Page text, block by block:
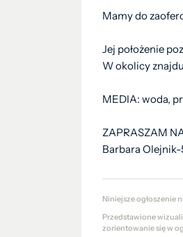
Mamy do
Jej położenie
W okolicy
MEDIA: woda,
ZAPRASZAM
Barbara Olejnik-
Niniejsze ogłoszenie
Przedstawione
zorientowanie się w